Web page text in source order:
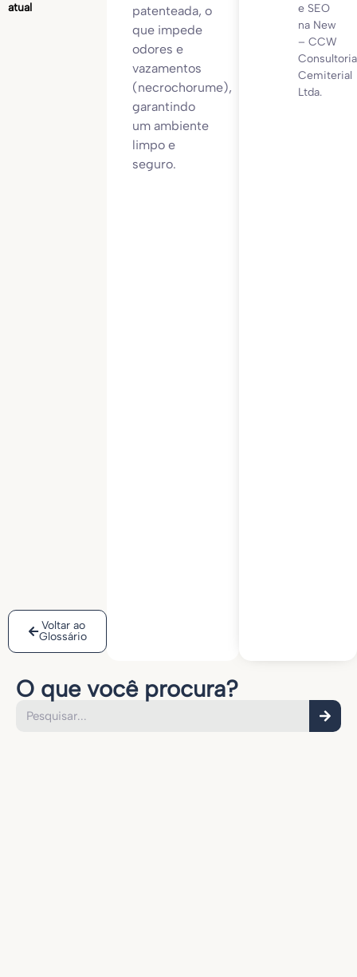
atual
Voltar ao
Glossário
patenteada, o
que impede
odores e
vazamentos
(necrochorume),
garantindo
um ambiente
limpo e
seguro.
e SEO
na New
– CCW
Consultoria
Cemiterial
Ltda.
O que você procura?